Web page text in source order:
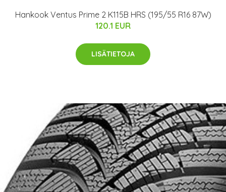
Hankook Ventus Prime 2 K115B HRS (195/55 R16 87W)
120.1 EUR
LISÄTIETOJA